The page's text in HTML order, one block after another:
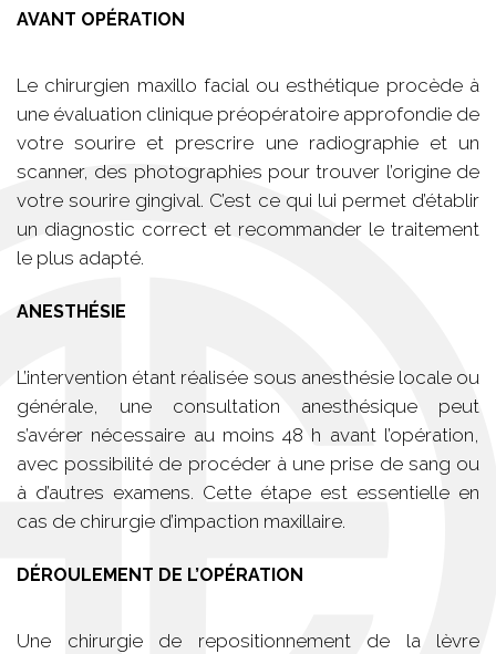
AVANT OPÉRATION
Le chirurgien maxillo facial ou esthétique procède à
une évaluation clinique préopératoire approfondie de
votre sourire et prescrire une radiographie et un
scanner, des photographies pour trouver l’origine de
votre sourire gingival. C’est ce qui lui permet d’établir
un diagnostic correct et recommander le traitement
le plus adapté.
ANESTHÉSIE
L’intervention étant réalisée sous anesthésie locale ou
générale, une consultation anesthésique peut
s’avérer nécessaire au moins 48 h avant l’opération,
avec possibilité de procéder à une prise de sang ou
à d’autres examens. Cette étape est essentielle en
cas de chirurgie d’impaction maxillaire.
DÉROULEMENT DE L’OPÉRATION
Une chirurgie de repositionnement de la lèvre